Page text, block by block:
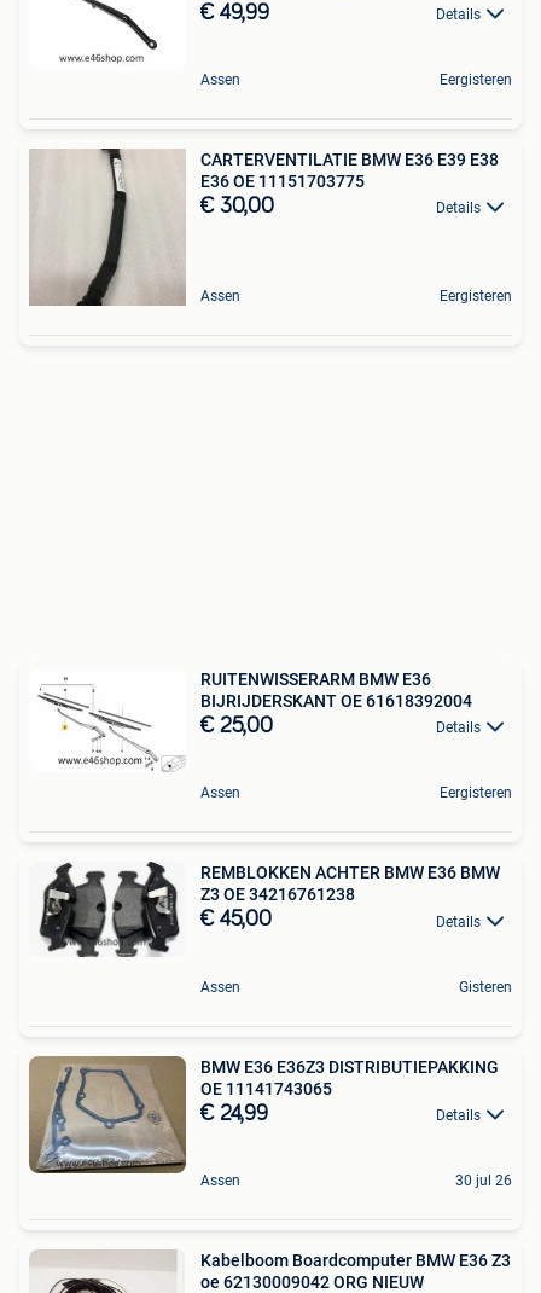
€ 49,99 Details
Assen Eergisteren
CARTERVENTILATIE BMW E36 E39 E38
E36 OE 11151703775
€ 30,00 Details
Assen Eergisteren
RUITENWISSERARM BMW E36
BIJRIJDERSKANT OE 61618392004
€ 25,00 Details
Assen Eergisteren
REMBLOKKEN ACHTER BMW E36 BMW
Z3 OE 34216761238
€ 45,00 Details
Assen Gisteren
BMW E36 E36Z3 DISTRIBUTIEPAKKING
OE 11141743065
€ 24,99 Details
Assen 30 jul 26
Kabelboom Boardcomputer BMW E36 Z3
oe 62130009042 ORG NIEUW